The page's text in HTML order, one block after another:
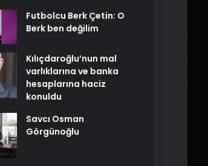
Futbolcu Berk Çetin: O
Berk ben değilim
Kılıçdaroğlu’nun mal
varlıklarına ve banka
hesaplarına haciz
konuldu
Savcı Osman
Görgünoğlu